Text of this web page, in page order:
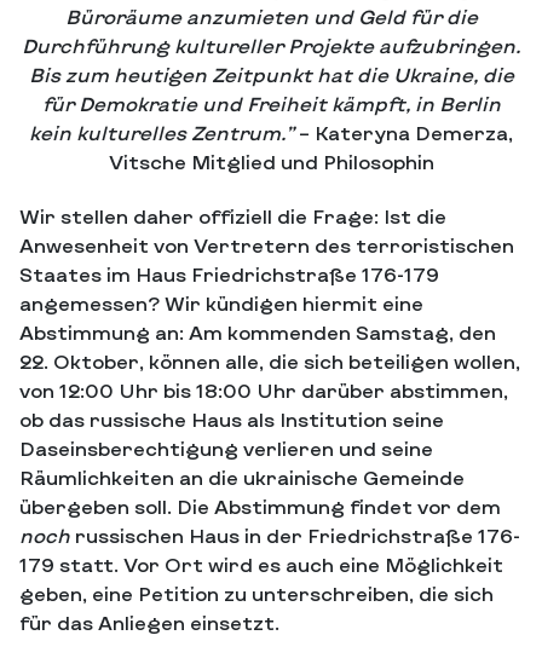
Büroräume anzumieten und Geld für die
Durchführung kultureller Projekte aufzubringen.
Bis zum heutigen Zeitpunkt hat die Ukraine, die
für Demokratie und Freiheit kämpft, in Berlin
kein kulturelles Zentrum.”– Kateryna Demerza,
Vitsche Mitglied und Philosophin
Wir stellen daher offiziell die Frage: Ist die
Anwesenheit von Vertretern des terroristischen
Staates im Haus Friedrichstraße 176-179
angemessen? Wir kündigen hiermit eine
Abstimmung an: Am kommenden Samstag, den
22. Oktober, können alle, die sich beteiligen wollen,
von 12:00 Uhr bis 18:00 Uhr darüber abstimmen,
ob das russische Haus als Institution seine
Daseinsberechtigung verlieren und seine
Räumlichkeiten an die ukrainische Gemeinde
übergeben soll. Die Abstimmung findet vor dem
noch russischen Haus in der Friedrichstraße 176-
179 statt. Vor Ort wird es auch eine Möglichkeit
geben, eine Petition zu unterschreiben, die sich
für das Anliegen einsetzt.